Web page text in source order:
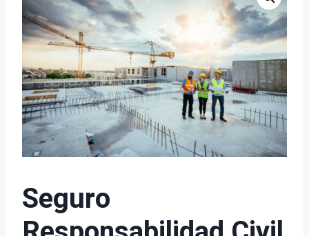
Seguro